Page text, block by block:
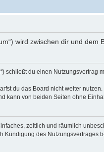
wird zwischen dir und
schließt du einen
du das Board nicht weiter
kann von beiden Seiten ohne
zeitlich und räumlich
Kündigung des Nutzungsvertrages